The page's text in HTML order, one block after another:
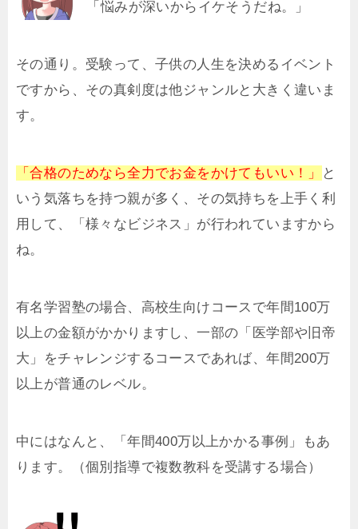
「悩みが深いからイケそうだね。」
その通り。受験って、子供の人生を決めるイベント
ですから、その真剣度は他ジャンルと大きく違いま
す。
「合格のためなら全力でお金をかけてもいい！」
と
いう気落ちを持つ親が多く、その気持ちを上手く利
用して、「様々なビジネス」が行われていますから
ね。
有名学習塾の場合、高校生向けコースで年間100万
以上の金額がかかりますし、一部の「医学部や旧帝
大」をチャレンジするコースであれば、年間200万
以上が普通のレベル。
中にはなんと、「年間400万以上かかる事例」もあ
ります。（個別指導で複数教科を受講する場合）